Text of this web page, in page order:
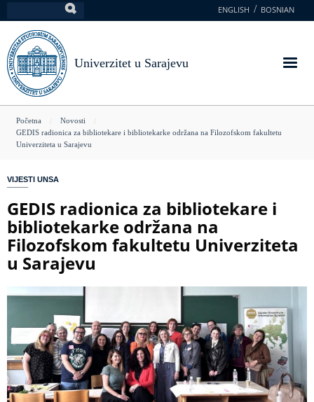
na
glavni
sadržaj
ENGLISH BOSNIAN
Univerzitet u Sarajevu
You
are
Početna
Novosti
GEDIS radionica za bibliotekare i bibliotekarke održana na Filozofskom fakultetu
Univerziteta u Sarajevu
VIJESTI UNSA
GEDIS radionica za bibliotekare i
bibliotekarke održana na
Filozofskom fakultetu Univerziteta
u Sarajevu